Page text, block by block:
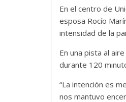
En el centro de
esposa Rocío
intensidad de la
En una pista al
durante 120
“La intención es
nos mantuvo